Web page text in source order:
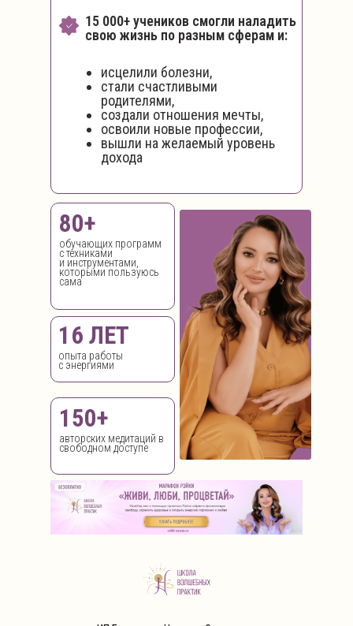
15 000+ учеников смогли наладить
свою жизнь по разным сферам и:
исцелили болезни,
стали счастливыми
родителями,
создали отношения мечты,
освоили новые профессии,
вышли на желаемый уровень
дохода
опыта работы
с энергиями
16 ЛЕТ
обучающих программ
с техниками
и инструментами,
которыми пользуюсь
сама
80+
авторских медитаций в
свободном доступе
150+